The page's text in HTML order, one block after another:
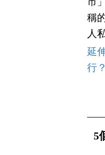
市
稱
人
延
行
5